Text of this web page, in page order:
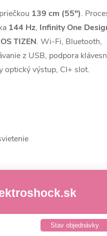
139 cm (55").
144 Hz, Infinity One
OS TIZEN. Wi-Fi, Bluetooth,
z USB, podpora
optický výstup, CI+ slot.
Stav objednávky